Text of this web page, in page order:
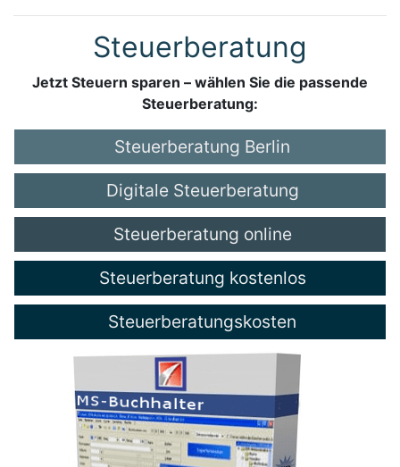
Steuerberatung
Jetzt Steuern sparen – wählen Sie die passende
Steuerberatung:
Steuerberatung Berlin
Digitale Steuerberatung
Steuerberatung online
Steuerberatung kostenlos
Steuerberatungskosten